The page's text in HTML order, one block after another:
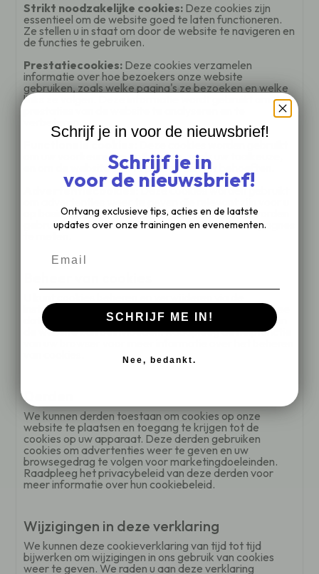
Strikt noodzakelijke cookies: Deze cookies zijn
essentieel om de website goed te laten functioneren.
Ze stellen u in staat om door de website te navigeren en
de functies te gebruiken.
Prestatiecookies: Deze cookies verzamelen
informatie over hoe bezoekers onze website
gebruiken, zoals welke pagina's ze bezoeken en welke
links ze volgen. Deze informatie wordt gebruikt om de
verbeteren.
Functionele cookies:
om uw voorkeuren te onthouden, zoals uw taalkeuze,
en om de website aan te passen aan uw behoeften.
Advertentiecookies: Deze cookies worden gebruikt
op basis van uw browsegedrag. Ze kunnen ook worden
gebruikt om de effectiviteit van advertentiecampagnes
instellingen van uw webbrowser. Houd er rekening mee
dat het uitschakelen van cookies de functionaliteit van
de website kan beïnvloeden. Raadpleeg de helpfunctie
Derden
We kunnen derden toestaan ​​om cookies op onze
website te plaatsen en toegang te krijgen tot de
cookies op uw apparaat. Deze derden gebruiken
cookies om advertenties weer te geven en uw
browsegedrag te volgen voor marketingdoeleinden.
Raadpleeg het privacybeleid van deze derden voor
meer informatie over hun cookiebeleid.
Wijzigingen in deze verklaring
We kunnen deze cookieverklaring van tijd tot tijd
bijwerken om wijzigingen in ons gebruik van cookies
weer te geven. We raden u aan deze verklaring
Schrijf je in voor de nieuwsbrief!
Schrijf je in
voor de nieuwsbrief!
Ontvang exclusieve tips, acties en de laatste
updates over onze trainingen en evenementen.
SCHRIJF ME IN!
Nee, bedankt.